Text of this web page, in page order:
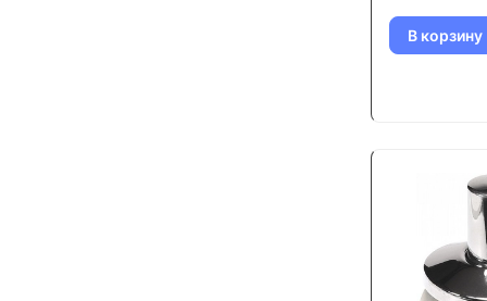
В корзину